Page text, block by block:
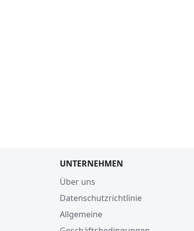
UNTERNEHMEN
Über uns
Datenschutzrichtlinie
Allgemeine